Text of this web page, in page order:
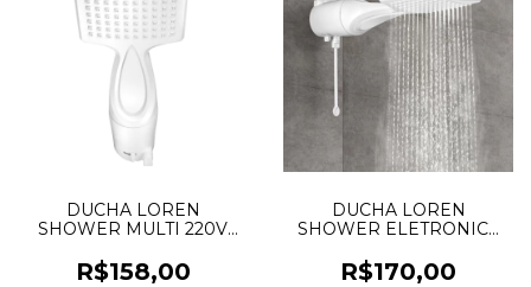
DUCHA LOREN
SHOWER MULTI 220V
R$158,00
DUCHA LOREN
SHOWER ELETRONICA
LORENZETTI
R$170,00